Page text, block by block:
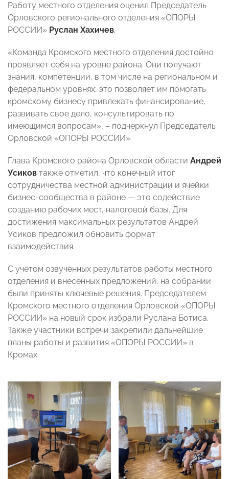
Работу местного отделения оценил Председатель
Орловского регионального отделения «ОПОРЫ
РОССИИ» Руслан Хахичев.
«Команда Кромского местного отделения достойно
проявляет себя на уровне района. Они получают
знания, компетенции, в том числе на региональном и
федеральном уровнях; это позволяет им помогать
кромскому бизнесу привлекать финансирование,
развивать свое дело, консультировать по
имеющимся вопросам», – подчеркнул Председатель
Орловской «ОПОРЫ РОССИИ».
Глава Кромского района Орловской области Андрей
Усиков также отметил, что конечный итог
сотрудничества местной администрации и ячейки
бизнес-сообщества в районе — это содействие
созданию рабочих мест, налоговой базы. Для
достижения максимальных результатов Андрей
Усиков предложил обновить формат
взаимодействия.
С учетом озвученных результатов работы местного
отделения и внесенных предложений, на собрании
были приняты ключевые решения. Председателем
Кромского местного отделения Орловской «ОПОРЫ
РОССИИ» на новый срок избрали Руслана Ботиса.
Также участники встречи закрепили дальнейшие
планы работы и развития «ОПОРЫ РОССИИ» в
Кромах.